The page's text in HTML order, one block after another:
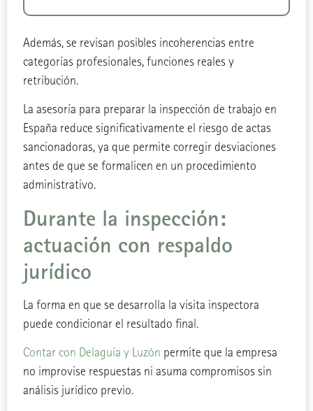
Además, se revisan posibles incoherencias entre
categorías profesionales, funciones reales y
retribución.
La asesoría para preparar la inspección de trabajo en
España reduce significativamente el riesgo de actas
sancionadoras, ya que permite corregir desviaciones
antes de que se formalicen en un procedimiento
administrativo.
Durante la inspección:
actuación con respaldo
jurídico
La forma en que se desarrolla la visita inspectora
puede condicionar el resultado final.
Contar con Delaguía y Luzón permite que la empresa
no improvise respuestas ni asuma compromisos sin
análisis jurídico previo.